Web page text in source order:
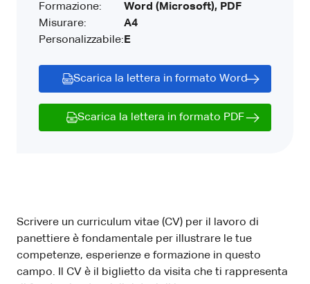
Formazione:
Misurare:
Personalizzabile:
Word (Microsoft), PDF
A4
E
Scarica la lettera in formato Word
Scarica la lettera in formato PDF
Scrivere un curriculum vitae (CV) per il lavoro di
panettiere è fondamentale per illustrare le tue
competenze, esperienze e formazione in questo
campo. Il CV è il biglietto da visita che ti rappresenta